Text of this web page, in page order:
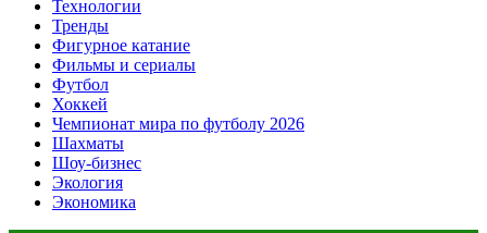
Технологии
Тренды
Фигурное катание
Фильмы и сериалы
Футбол
Хоккей
Чемпионат мира по футболу 2026
Шахматы
Шоу-бизнес
Экология
Экономика